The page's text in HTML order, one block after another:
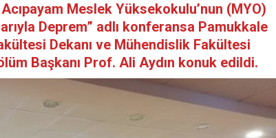
Meslek Yüksekokulu’nun (MYO)
Deprem” adlı konferansa Pamukkale
Dekanı ve Mühendislik Fakültesi
Başkanı Prof. Ali Aydın konuk edildi.